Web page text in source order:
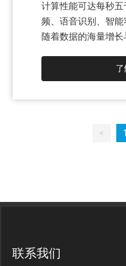
计算性能可达每秒
频、语音识别、智能
随着数据的海量增
来缩短模型训练与
捷、经济地部署AI
与原有IT基础设施的
结构，4U 空间可搭
M5/MLU370-M8的
计，提供超高级通
HK2498A2使用更加
< 1
联系我们